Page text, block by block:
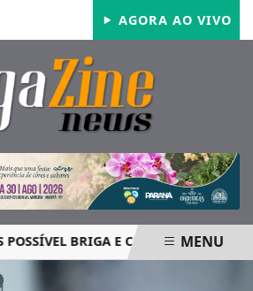
AGORA AO VIVO
BRIGA E CASO GRAVE MOBILIZA
MENU